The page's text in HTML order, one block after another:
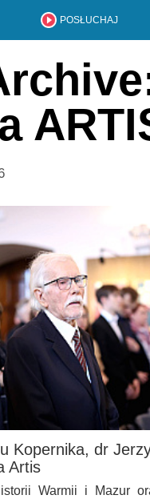
POSŁUCHAJ
Kopernika, dr
Artis
Warmii i Mazur